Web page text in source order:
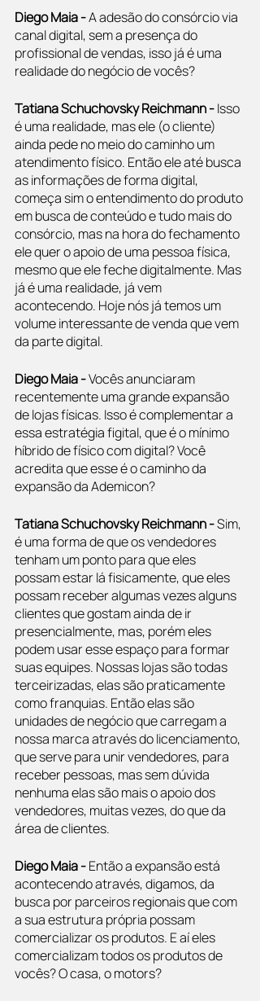
Diego Maia - A adesão do consórcio via
canal digital, sem a presença do
profissional de vendas, isso já é uma
realidade do negócio de vocês?
Tatiana Schuchovsky Reichmann - Isso
é uma realidade, mas ele (o cliente)
ainda pede no meio do caminho um
atendimento físico. Então ele até busca
as informações de forma digital,
começa sim o entendimento do produto
em busca de conteúdo e tudo mais do
consórcio, mas na hora do fechamento
ele quer o apoio de uma pessoa física,
mesmo que ele feche digitalmente. Mas
já é uma realidade, já vem
acontecendo. Hoje nós já temos um
volume interessante de venda que vem
da parte digital.
Diego Maia - Vocês anunciaram
recentemente uma grande expansão
de lojas físicas. Isso é complementar a
essa estratégia figital, que é o mínimo
híbrido de físico com digital? Você
acredita que esse é o caminho da
expansão da Ademicon?
Tatiana Schuchovsky Reichmann - Sim,
é uma forma de que os vendedores
tenham um ponto para que eles
possam estar lá fisicamente, que eles
possam receber algumas vezes alguns
clientes que gostam ainda de ir
presencialmente, mas, porém eles
podem usar esse espaço para formar
suas equipes. Nossas lojas são todas
terceirizadas, elas são praticamente
como franquias. Então elas são
unidades de negócio que carregam a
nossa marca através do licenciamento,
que serve para unir vendedores, para
receber pessoas, mas sem dúvida
nenhuma elas são mais o apoio dos
vendedores, muitas vezes, do que da
área de clientes.
Diego Maia - Então a expansão está
acontecendo através, digamos, da
busca por parceiros regionais que com
a sua estrutura própria possam
comercializar os produtos. E aí eles
comercializam todos os produtos de
vocês? O casa, o motors?